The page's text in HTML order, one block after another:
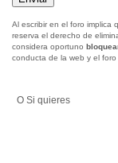
Al escribir en el foro implica
reserva el derecho de
considera oportuno
conducta de la web y el
O Si quieres